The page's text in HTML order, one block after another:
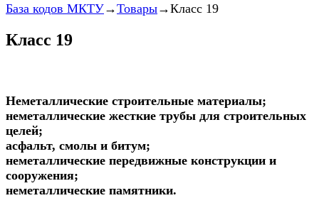
База кодов МКТУ→Товары→Класс 19
Класс 19
Неметаллические строительные материалы;
неметаллические жесткие трубы для строительных
целей;
асфальт, смолы и битум;
неметаллические передвижные конструкции и
сооружения;
неметаллические памятники.